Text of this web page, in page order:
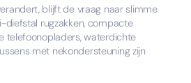
blijft de vraag naar slimme
diefstal rugzakken, compacte
telefoonopladers, waterdichte
met nekondersteuning zijn